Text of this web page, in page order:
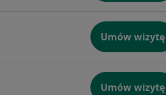
Umów wizytę
Umów wizytę